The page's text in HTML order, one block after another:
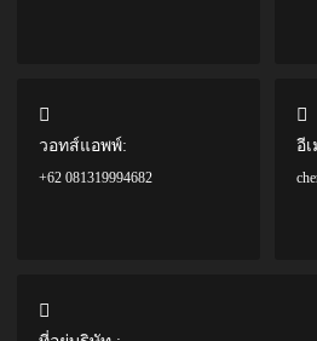
วอทส์แอพพ์:
+62 081319994682
อี